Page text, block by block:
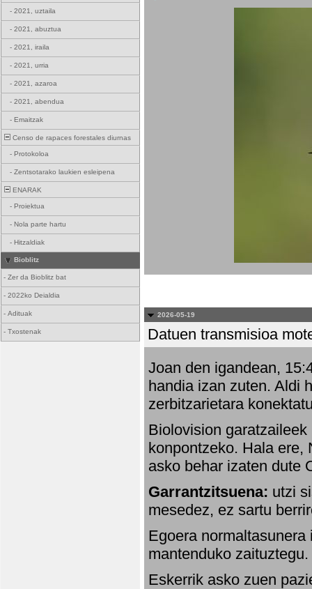
- 2021, uztaila
- 2021, abuztua
- 2021, iraila
- 2021, urria
- 2021, azaroa
- 2021, abendua
- Emaitzak
Censo de rapaces forestales diurnas
- Protokoloa
- Zentsotarako laukien esleipena
ENARAK
- Proiektua
- Nola parte hartu
- Hitzaldiak
Bioblitz
- Zer da Bioblitz bat
- 2022ko Deialdia
- Adituak
- Txostenak
2026-05-19
Datuen transmisioa
Joan den igandean,
handia izan zuten. Aldi
zerbitzarietara
Biolovision
konpontzeko. Hala ere,
asko behar izaten dute
Garrantzitsuena: utzi
mesedez, ez sartu
Egoera
mantenduko
Eskerrik asko zuen